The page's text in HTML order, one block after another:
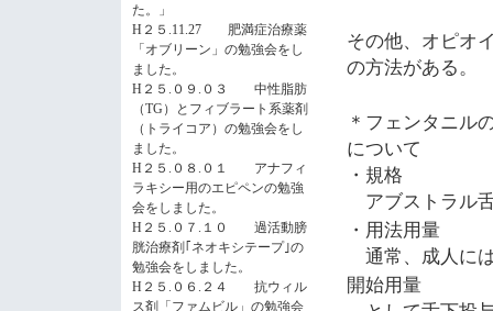
た。」
H２５.11.27 肥満症治療薬
「オブリーン」の勉強会をし
ました。
H２５.０９.０３ 中性脂肪
（TG）とフィブラート系薬剤
（トライコア）の勉強会をし
ました。
H２５.０８.０１ アナフィ
ラキシー用のエピペンの勉強
会をしました。
H２５.０７.１０ 過活動膀
胱治療剤｢ネオキシテープ｣の
勉強会をしました。
H２５.０６.２４ 抗ウィル
ス剤「ファムビル」の勉強会
その他、オピオ
の方法がある。
＊フェンタニル
について
・規格
アブストラル
・用法用量
通常、成人に
開始用量